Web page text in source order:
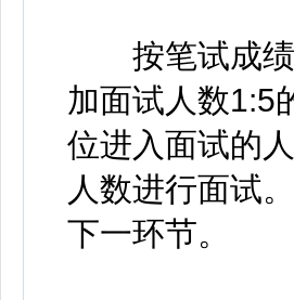
按笔试成绩
加面试人数1:5
位进入面试的
人数进行面试
下一环节。